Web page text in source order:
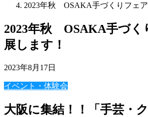
2023年秋 OSAKA手づくりフェア
2023年秋 OSAKA手づく
展します！
2023年8月17日
イベント・体験会
大阪に集結！！「手芸・